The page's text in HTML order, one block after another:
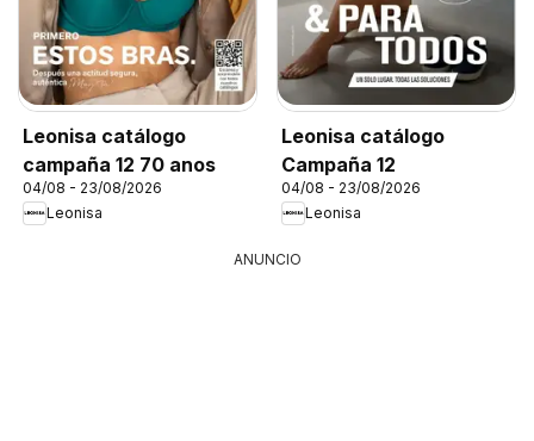
Leonisa catálogo
campaña 12 70 anos
04/08 - 23/08/2026
Leonisa
Leonisa catálogo
Campaña 12
04/08 - 23/08/2026
Leonisa
ANUNCIO